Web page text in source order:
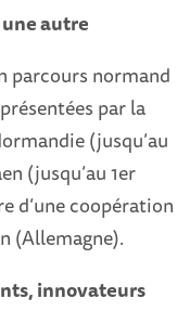
autre
parcours normand
par la
(jusqu’au
(jusqu’au 1er
d’une coopération
(Allemagne).
innovateurs